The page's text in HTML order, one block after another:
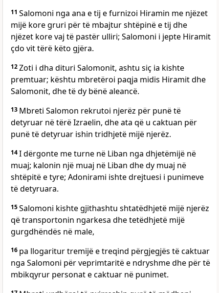
11 Salomoni nga ana e tij e furnizoi Hiramin me njëzet
mijë kore gruri për të mbajtur shtëpinë e tij dhe
njëzet kore vaj të pastër ulliri; Salomoni i jepte Hiramit
çdo vit tërë këto gjëra.
12Zoti i dha dituri Salomonit, ashtu siç ia kishte
premtuar; kështu mbretëroi paqja midis Hiramit dhe
Salomonit, dhe të dy bënë aleancë.
13 Mbreti Salomon rekrutoi njerëz për punë të
detyruar në tërë Izraelin, dhe ata që u caktuan për
punë të detyruar ishin tridhjetë mijë njerëz.
14I dërgonte me turne në Liban nga dhjetëmijë në
muaj; kalonin një muaj në Liban dhe dy muaj në
shtëpitë e tyre; Adonirami ishte drejtuesi i punimeve
të detyruara.
15Salomoni kishte gjithashtu shtatëdhjetë mijë njerëz
që transportonin ngarkesa dhe tetëdhjetë mijë
gurgdhëndës në male,
16 pa llogaritur tremijë e treqind përgjegjës të caktuar
nga Salomoni për veprimtaritë e ndryshme dhe për të
mbikqyrur personat e caktuar në punimet.